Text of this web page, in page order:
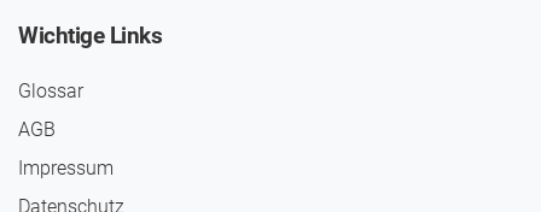
Wichtige Links
Glossar
AGB
Impressum
Daten­schutz